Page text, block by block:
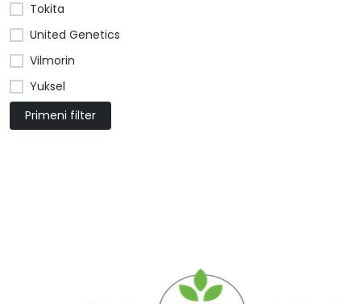
Tokita
United Genetics
Vilmorin
Yuksel
Primeni filter